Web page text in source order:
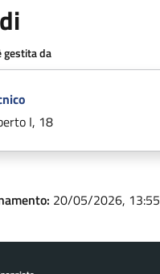
gestita da
I, 18
20/05/2026, 13:55